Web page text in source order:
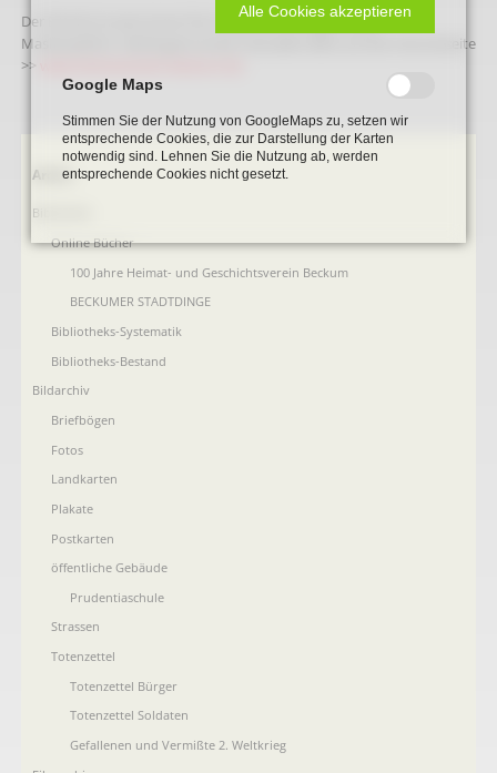
Der Eintritt ist wie immer frei. Es gilt die 3G-Regel sowie
Maskenpflicht. Werfe gerne einen aktuellen Blick auf die Internetseite
>>
Navigation
Archiv
Bibliothek
Online Bücher
100 Jahre Heimat- und Geschichtsverein Beckum
BECKUMER STADTDINGE
Bibliotheks-Systematik
Bibliotheks-Bestand
Bildarchiv
Briefbögen
Fotos
Landkarten
Plakate
Postkarten
öffentliche Gebäude
Prudentiaschule
Strassen
Totenzettel
Totenzettel Bürger
Totenzettel Soldaten
Gefallenen und Vermißte 2. Weltkrieg
Alle Cookies akzeptieren
Google Maps
Stimmen Sie der Nutzung von GoogleMaps zu, setzen wir
entsprechende Cookies, die zur Darstellung der Karten
notwendig sind. Lehnen Sie die Nutzung ab, werden
entsprechende Cookies nicht gesetzt.